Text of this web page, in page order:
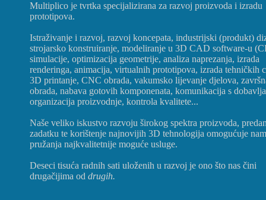
Multiplico je tvrtka specijalizirana za razvoj proizvoda i izradu
prototipova.
Istraživanje i razvoj, razvoj koncepata, industrijski (produkt)
strojarsko konstruiranje, modeliranje u 3D CAD software-u
simulacije, optimizacija geometrije, analiza naprezanja, izrada
renderinga, animacija, virtualnih prototipova, izrada tehničkih
3D printanje, CNC obrada, vakumsko lijevanje djelova,
obrada, nabava gotovih komponenata, komunikacija s
organizacija proizvodnje, kontrola kvalitete...
Naše veliko iskustvo razvoju širokog spektra proizvoda,
zadatku te korištenje najnovijih 3D tehnologija omogućuje nam
pružanja najkvalitetnije moguće usluge.
Deseci tisuća radnih sati uloženih u razvoj je ono što nas čini
drugačijima od drugih.